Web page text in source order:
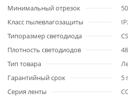
Минимальный отрезок
Класс пылевлагозащиты
Типоразмер светодиода
Плотность светодиодов
Тип товара
Гарантийный срок
5
Серия ленты